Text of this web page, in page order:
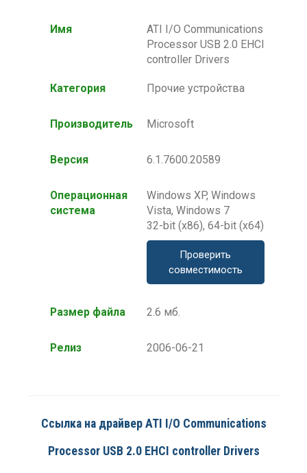
Имя
ATI I/O Communications
Processor USB 2.0 EHCI
controller Drivers
Категория Прочие устройства
Производитель Microsoft
Версия 6.1.7600.20589
Операционная
система
Windows XP, Windows
Vista, Windows 7
32-bit (x86), 64-bit (x64)
Проверить
совместимость
Размер файла 2.6 мб.
Релиз 2006-06-21
Ссылка на драйвер ATI I/O Communications
Processor USB 2.0 EHCI controller Drivers